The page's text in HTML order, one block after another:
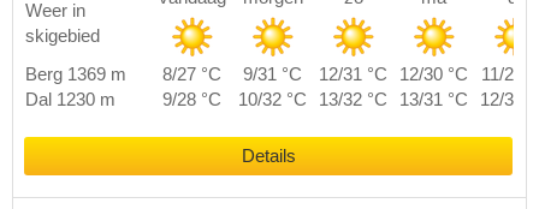
Weer in
skigebied
Berg 1369 m 8/27 °C 9/31 °C 12/31 °C 12/30 °C
11/29
Dal 1230 m
9/28 °C 10/32 °C 13/32 °C 13/31 °C 12/30
Details